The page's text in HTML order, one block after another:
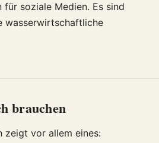
für soziale Medien. Es sind
wasserwirtschaftliche
brauchen
zeigt vor allem eines: